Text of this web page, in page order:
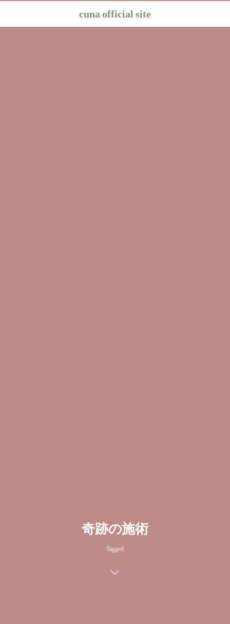
cuna official site
奇跡の施術
Tagged